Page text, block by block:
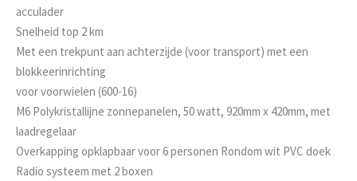
acculader
Snelheid top 2 km
Met een trekpunt aan achterzijde (voor transport) met een
blokkeerinrichting
voor voorwielen (600-16)
M6 Polykristallijne zonnepanelen, 50 watt, 920mm x 420mm, met
laadregelaar
Overkapping opklapbaar voor 6 personen Rondom wit PVC doek
Radio systeem met 2 boxen